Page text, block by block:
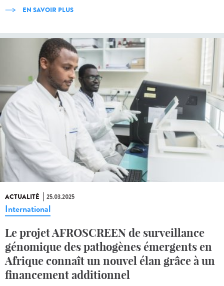
EN SAVOIR PLUS
ACTUALITÉ 25.03.2025
International
Le projet AFROSCREEN de surveillance
génomique des pathogènes émergents en
Afrique connaît un nouvel élan grâce à un
financement additionnel